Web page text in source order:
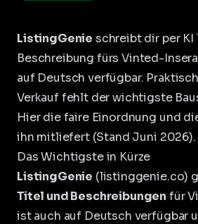
ListingGenie schreibt dir per KI
Beschreibung fürs Vinted-
auf Deutsch verfügbar.
Verkauf fehlt der wichtigste
Hier die faire Einordnung und
ihn mitliefert (Stand Juni 2026).
Das Wichtigste in Kürze
ListingGenie (listinggenie.co)
Titel und Beschreibungen für
ist auch auf Deutsch verfügbar